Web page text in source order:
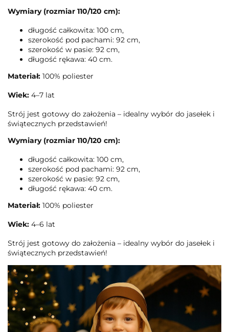
Wymiary (rozmiar 110/120 cm):
długość całkowita: 100 cm,
szerokość pod pachami: 92 cm,
szerokość w pasie: 92 cm,
długość rękawa: 40 cm.
Materiał: 100% poliester
Wiek: 4–7 lat
Strój jest gotowy do założenia – idealny wybór do jasełek i
świątecznych przedstawień!
Wymiary (rozmiar 110/120 cm):
długość całkowita: 100 cm,
szerokość pod pachami: 92 cm,
szerokość w pasie: 92 cm,
długość rękawa: 40 cm.
Materiał: 100% poliester
Wiek: 4–6 lat
Strój jest gotowy do założenia – idealny wybór do jasełek i
świątecznych przedstawień!